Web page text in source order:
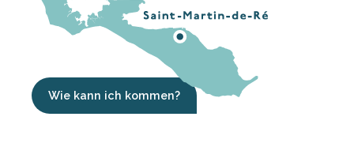
Wie kann ich kommen?